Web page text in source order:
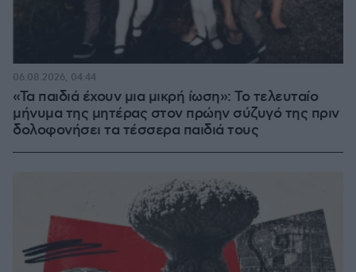
«Τα παιδιά έχουν μια μικρή ίωση»: Το τελευταίο
μήνυμα της μητέρας στον πρώην σύζυγό της πριν
δολοφονήσει τα τέσσερα παιδιά τους
06.08.2026, 04:44